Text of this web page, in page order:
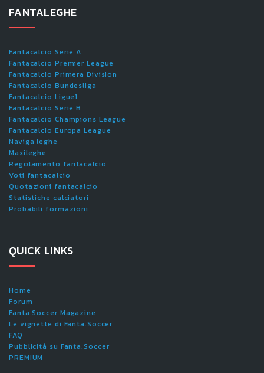
FANTALEGHE
Fantacalcio Serie A
Fantacalcio Premier League
Fantacalcio Primera Division
Fantacalcio Bundesliga
Fantacalcio Ligue1
Fantacalcio Serie B
Fantacalcio Champions League
Fantacalcio Europa League
Naviga leghe
Maxileghe
Regolamento fantacalcio
Voti fantacalcio
Quotazioni fantacalcio
Statistiche calciatori
Probabili formazioni
QUICK LINKS
Home
Forum
Fanta.Soccer Magazine
Le vignette di Fanta.Soccer
FAQ
Pubblicità su Fanta.Soccer
PREMIUM